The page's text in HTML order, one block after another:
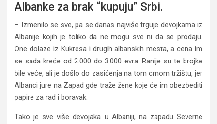
Albanke za brak “kupuju” Srbi.
– Izmenilo se sve, pa se danas najviše trguje devojkama iz
Albanije kojih je toliko da ne mogu sve ni da se prodaju.
One dolaze iz Kukresa i drugih albanskih mesta, a cena im
se sada kreće od 2.000 do 3.000 evra. Ranije su te brojke
bile veće, ali je došlo do zasićenja na tom crnom tržištu, jer
Albanci jure na Zapad gde traže žene koje će im obezbediti
papire za rad i boravak.
Tako je sve više devojaka u Albaniji, na zapadu Severne